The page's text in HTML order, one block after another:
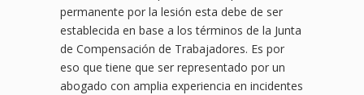
permanente por la lesión esta debe de ser
establecida en base a los términos de la Junta
de Compensación de Trabajadores. Es por
eso que tiene que ser representado por un
abogado con amplia experiencia en incidentes